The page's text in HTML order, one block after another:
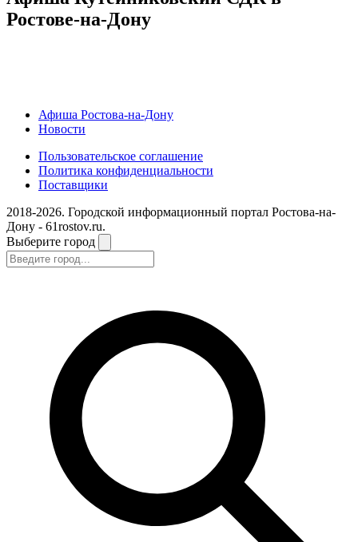
Ростове-на-Дону
Афиша Ростова-на-Дону
Новости
Пользовательское соглашение
Политика конфиденциальности
Поставщики
2018-2026. Городской информационный портал Ростова-на-
Дону - 61rostov.ru.
Выберите город